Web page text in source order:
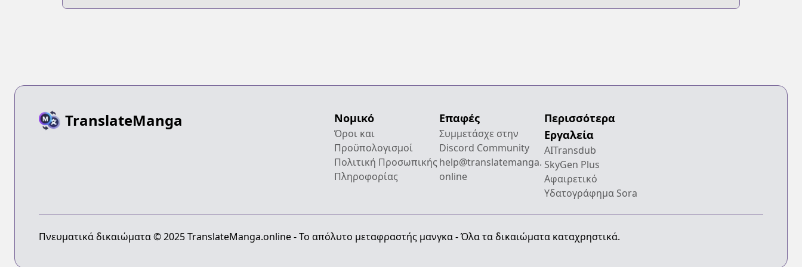
TranslateManga Νομικό
Όροι και
Προϋπολογισμοί
Πολιτική Προσωπικής
Πληροφορίας
Επαφές
Συμμετάσχε στην
Discord Community
help@translatemanga.
online
Περισσότερα
Εργαλεία
AITransdub
SkyGen Plus
Αφαιρετικό
Υδατογράφημα Sora
Πνευματικά δικαιώματα © 2025 TranslateManga.online - Το απόλυτο μεταφραστής μανγκα - Όλα τα δικαιώματα καταχρηστικά.